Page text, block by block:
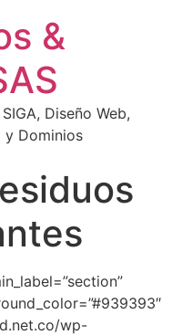
&
Diseño Web,
y Dominios
wp-